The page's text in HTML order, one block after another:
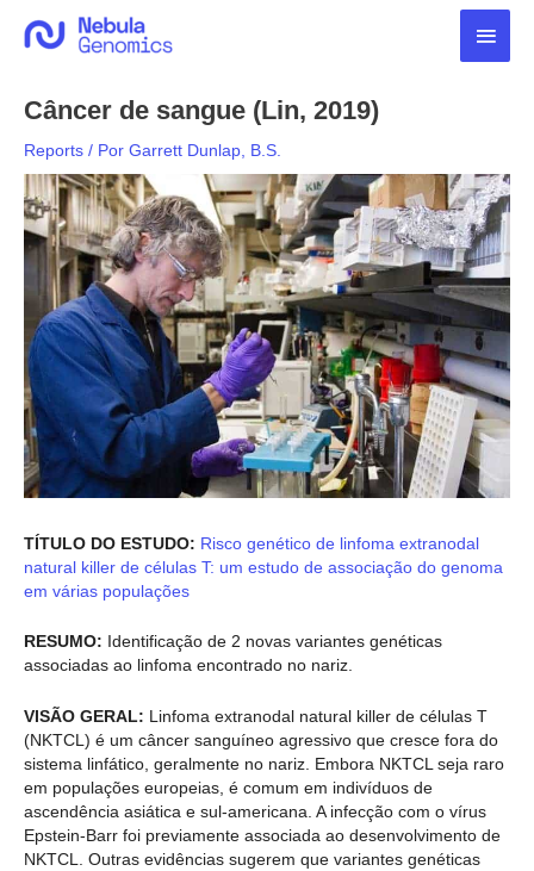
para
Câncer de sangue (Lin, 2019)
Reports / Por Garrett Dunlap, B.S.
TÍTULO DO ESTUDO: Risco genético de linfoma extranodal
natural killer de células T: um estudo de associação do genoma
em várias populações
RESUMO: Identificação de 2 novas variantes genéticas
associadas ao linfoma encontrado no nariz.
VISÃO GERAL: Linfoma extranodal natural killer de células T
(NKTCL) é um câncer sanguíneo agressivo que cresce fora do
sistema linfático, geralmente no nariz. Embora NKTCL seja raro
em populações europeias, é comum em indivíduos de
ascendência asiática e sul-americana. A infecção com o vírus
Epstein-Barr foi previamente associada ao desenvolvimento de
NKTCL. Outras evidências sugerem que variantes genéticas